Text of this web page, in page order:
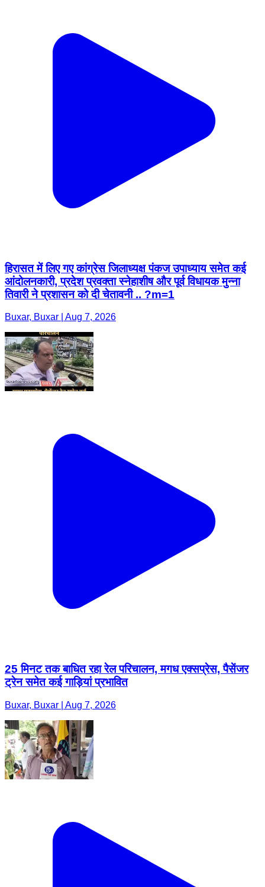
हिरासत में लिए गए कांग्रेस जिलाध्यक्ष पंकज उपाध्याय समेत कई
आंदोलनकारी, प्रदेश प्रवक्ता स्नेहाशीष और पूर्व विधायक मुन्ना
तिवारी ने प्रशासन को दी चेतावनी .. ?m=1
Buxar, Buxar | Aug 7, 2026
25 मिनट तक बाधित रहा रेल परिचालन, मगध एक्सप्रेस, पैसेंजर
ट्रेन समेत कई गाड़ियां प्रभावित
Buxar, Buxar | Aug 7, 2026